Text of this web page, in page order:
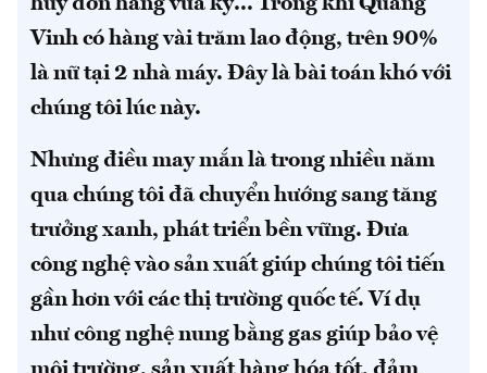
Vinh có hàng vài trăm lao động, trên 90%
là nữ tại 2 nhà máy. Đây là bài toán khó với
chúng tôi lúc này.
Nhưng điều may mắn là trong nhiều năm
qua chúng tôi đã chuyển hướng sang tăng
trưởng xanh, phát triển bền vững. Đưa
công nghệ vào sản xuất giúp chúng tôi tiến
gần hơn với các thị trường quốc tế. Ví dụ
như công nghệ nung bằng gas giúp bảo vệ